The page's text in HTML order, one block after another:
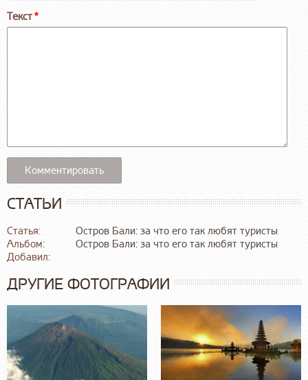
Текст
СТАТЬИ
Статья:
Остров Бали: за что его так любят туристы
Альбом:
Остров Бали: за что его так любят туристы
Добавил:
ДРУГИЕ ФОТОГРАФИИ